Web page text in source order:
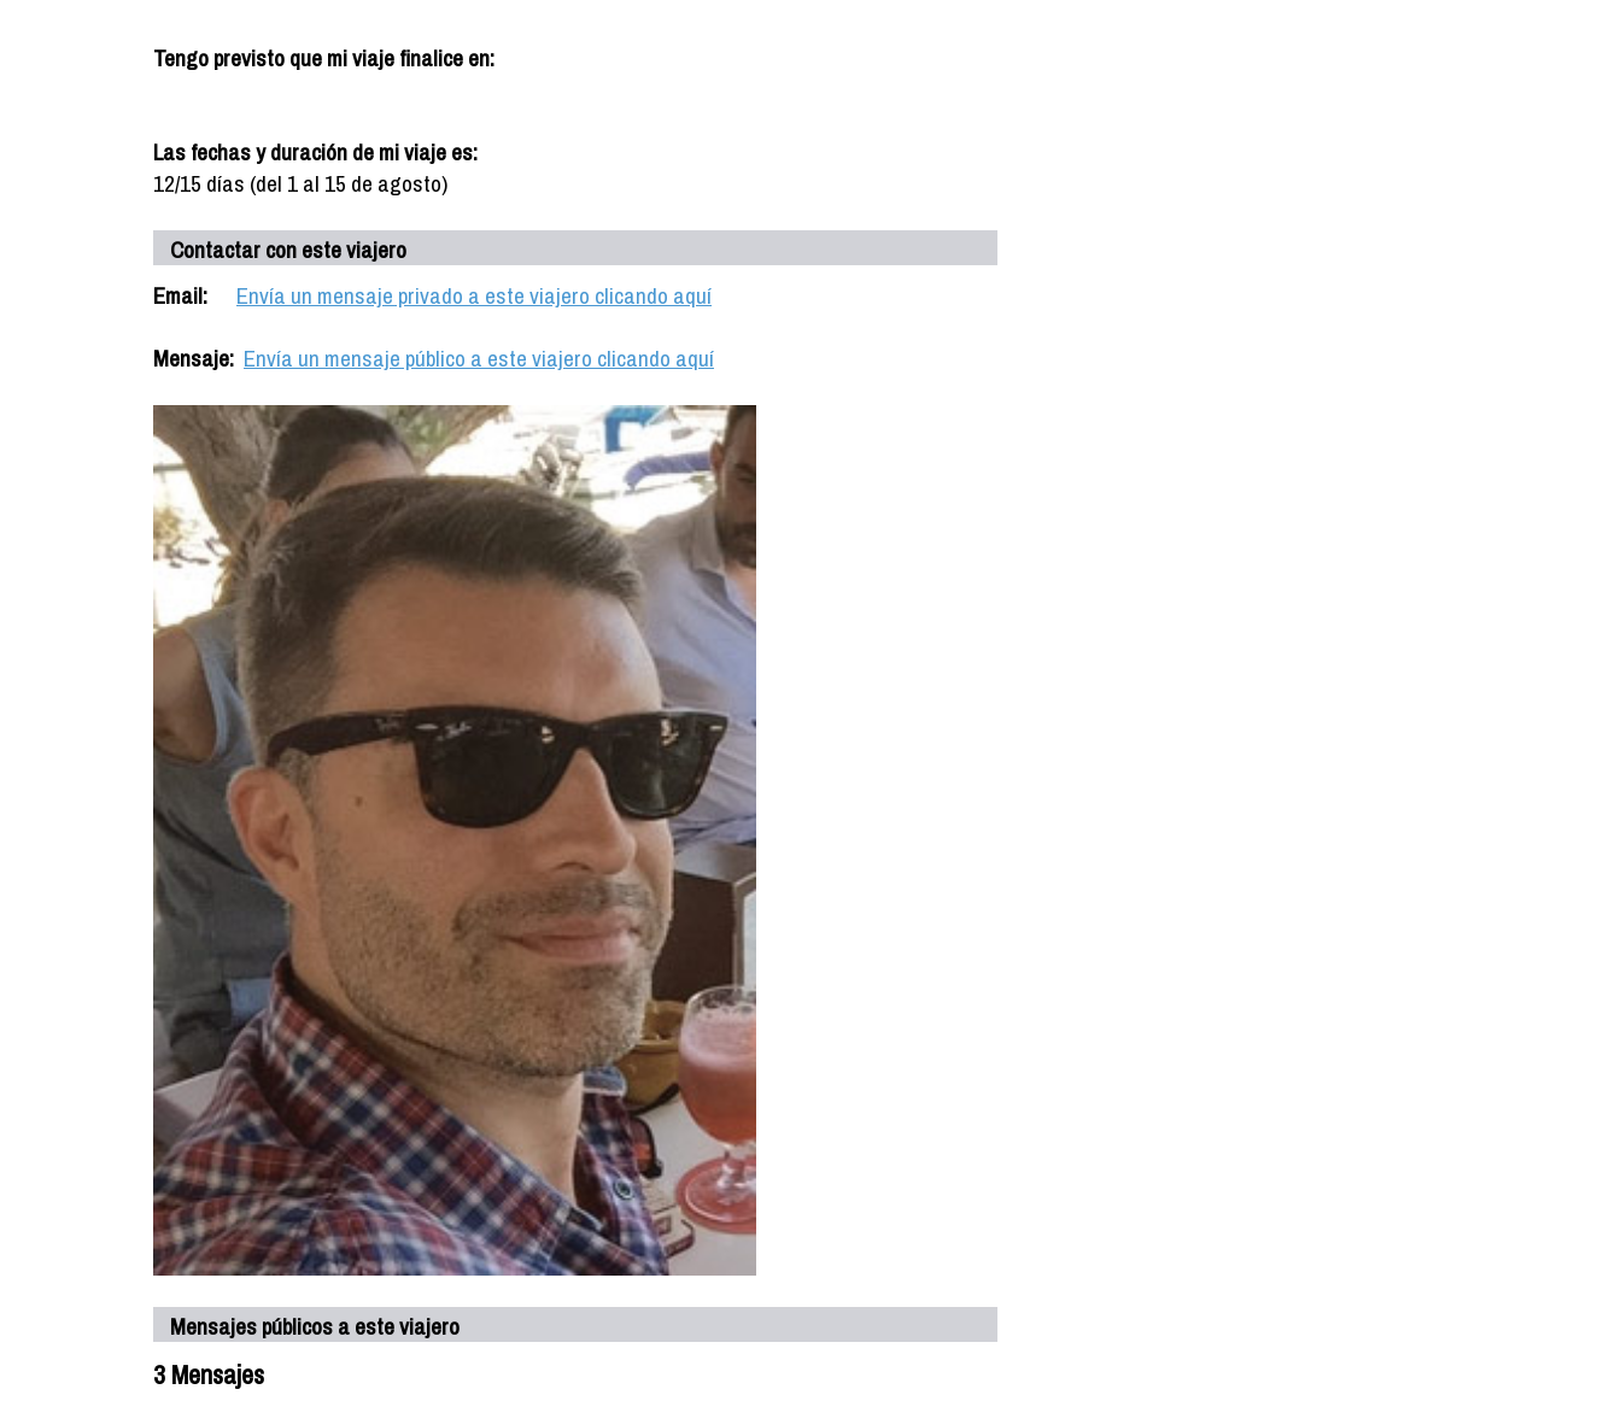
Tengo previsto que mi viaje finalice en:
Las fechas y duración de mi viaje es:
12/15 días (del 1 al 15 de agosto)
Contactar con este viajero
Email:
Envía un mensaje privado a este viajero clicando aquí
Mensaje: Envía un mensaje público a este viajero clicando aquí
Mensajes públicos a este viajero
3 Mensajes